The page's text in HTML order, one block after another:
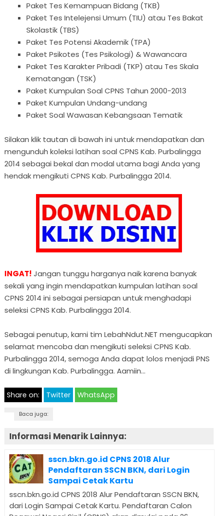
Paket Tes Kemampuan Bidang (TKB)
Paket Tes Intelejensi Umum (TIU) atau Tes Bakat
Skolastik (TBS)
Paket Tes Potensi Akademik (TPA)
Paket Psikotes (Tes Psikologi) & Wawancara
Paket Tes Karakter Pribadi (TKP) atau Tes Skala
Kematangan (TSK)
Paket Kumpulan Soal CPNS Tahun 2000-2013
Paket Kumpulan Undang-undang
Paket Soal Wawasan Kebangsaan Tematik
Silakan klik tautan di bawah ini untuk mendapatkan dan
mengunduh koleksi latihan soal CPNS Kab. Purbalingga
2014 sebagai bekal dan modal utama bagi Anda yang
hendak mengikuti CPNS Kab. Purbalingga 2014.
INGAT! Jangan tunggu harganya naik karena banyak
sekali yang ingin mendapatkan kumpulan latihan soal
CPNS 2014 ini sebagai persiapan untuk menghadapi
seleksi CPNS Kab. Purbalingga 2014.
Sebagai penutup, kami tim LebahNdut.NET mengucapkan
selamat mencoba dan mengikuti seleksi CPNS Kab.
Purbalingga 2014, semoga Anda dapat lolos menjadi PNS
di lingkungan Kab. Purbalingga. Aamiin…
Share on: Twitter WhatsApp
Baca juga:
Informasi Menarik Lainnya:
sscn.bkn.go.id CPNS 2018 Alur
Pendaftaran SSCN BKN, dari Login
Sampai Cetak Kartu
sscn.bkn.go.id CPNS 2018 Alur Pendaftaran SSCN BKN,
dari Login Sampai Cetak Kartu. Pendaftaran Calon